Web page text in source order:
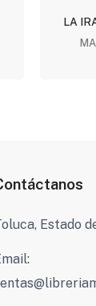
LA
Estado